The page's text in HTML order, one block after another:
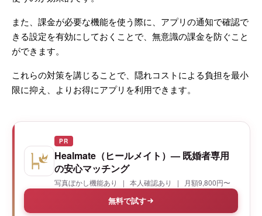
また、課金が必要な機能を使う際に、アプリの通知で確認で
きる設定を有効にしておくことで、無意識の課金を防ぐこと
ができます。
これらの対策を講じることで、隠れコストによる負担を最小
限に抑え、よりお得にアプリを利用できます。
PR
Healmate（ヒールメイト）— 既婚者専用
の安心マッチング
写真ぼかし機能あり | 本人確認あり | 月額9,800円〜
無料で試す